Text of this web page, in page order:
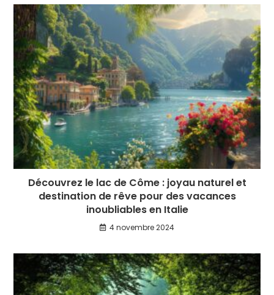
Découvrez le lac de Côme : joyau naturel et
destination de rêve pour des vacances
inoubliables en Italie
4 novembre 2024